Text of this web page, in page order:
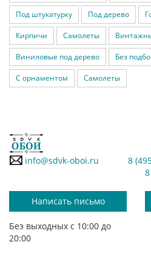
Под штукатурку Под дерево
Кирпичи Самолеты
Виниловые под дерево Без
С орнаментом Самолеты
info@sdvk-oboi.ru
8
Написать письмо
Без выходных с 10:00 до
20:00